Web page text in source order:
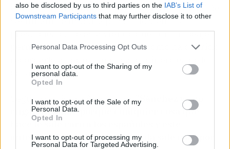
also be disclosed by us to third parties on the IAB’s List of
Downstream Participants that may further disclose it to other
Personal Data Processing Opt Outs
I want to opt-out of the Sharing of my
personal data.
Opted In
I want to opt-out of the Sale of my
Personal Data.
Opted In
I want to opt-out of processing my
Personal Data for Targeted Advertising.
Como ha recriminado, "este Gobierno, con tal de
seguir ahí, le importa poco todo y en los
presupuestos se está viendo que son un peaje
permanente a sus socios" pero como ha querido
españoles".
Según considera Ana Pastor"Sánchez ya no
engaña a nadie porque cualquier cosa que
hace le sale caro a los españoles y este
anteproyecto de Ley de Vivienda sale caro por